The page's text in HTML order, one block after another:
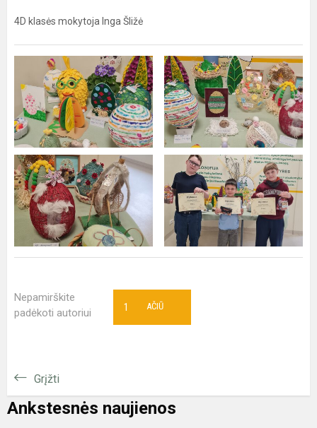
4D klasės mokytoja Inga Šližė
Nepamirškite
padėkoti autoriui
AČIŪ
1
Grįžti
Ankstesnės naujienos